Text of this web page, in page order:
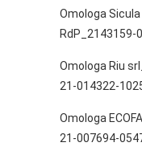
Omologa
RdP_2143159-
Omologa Riu
21-014322-
Omologa
21-007694-